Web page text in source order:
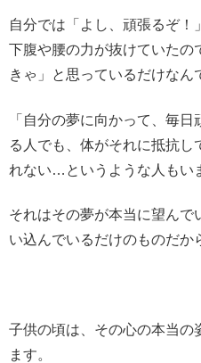
自分では「よし、頑張るぞ！
下腹や腰の力が抜けていたの
きゃ」と思っているだけなん
「自分の夢に向かって、毎
る人でも、体がそれに抵抗し
れない…というような人もい
それはその夢が本当に望んで
い込んでいるだけのものだか
子供の頃は、その心の本当の
ます。